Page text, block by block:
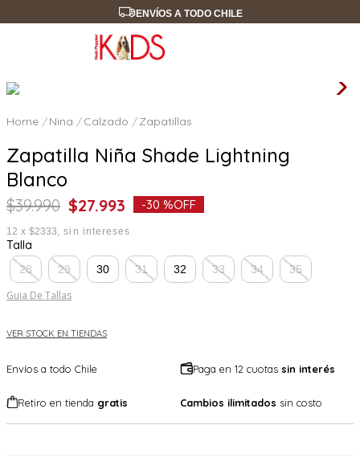
ENVÍOS A TODO CHILE
Nina Calzado Zapatillas
Zapatilla Niña Shade Lightning
Blanco
$39.990 $27.993 -30 %OFF
12 x $2333 sin intereses
Talla
28 29 30 31 32 33 34 35
Guia De Tallas
VER STOCK EN TIENDAS
Envíos a todo Chile Paga en 12 cuotas sin interés
Retiro en tienda gratis Cambios ilimitados sin costo